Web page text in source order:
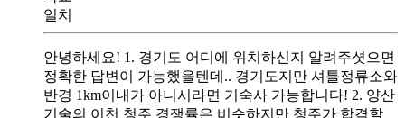
일치
안녕하세요! 1. 경기도 어디에 위치하신지 알려주셧으면
정확한 답변이 가능했을텐데.. 경기도지만 셔틀정류소와
반경 1km이내가 아니시라면 기숙사 가능합니다! 2. 양산
기술의 이천 청주 경쟁률은 비슷하지만 청주가 합격할